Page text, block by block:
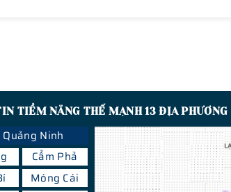
TIỀM NĂNG THẾ MẠNH 13 ĐỊA PHƯƠNG
Ninh
Cẩm Phả
Móng Cái